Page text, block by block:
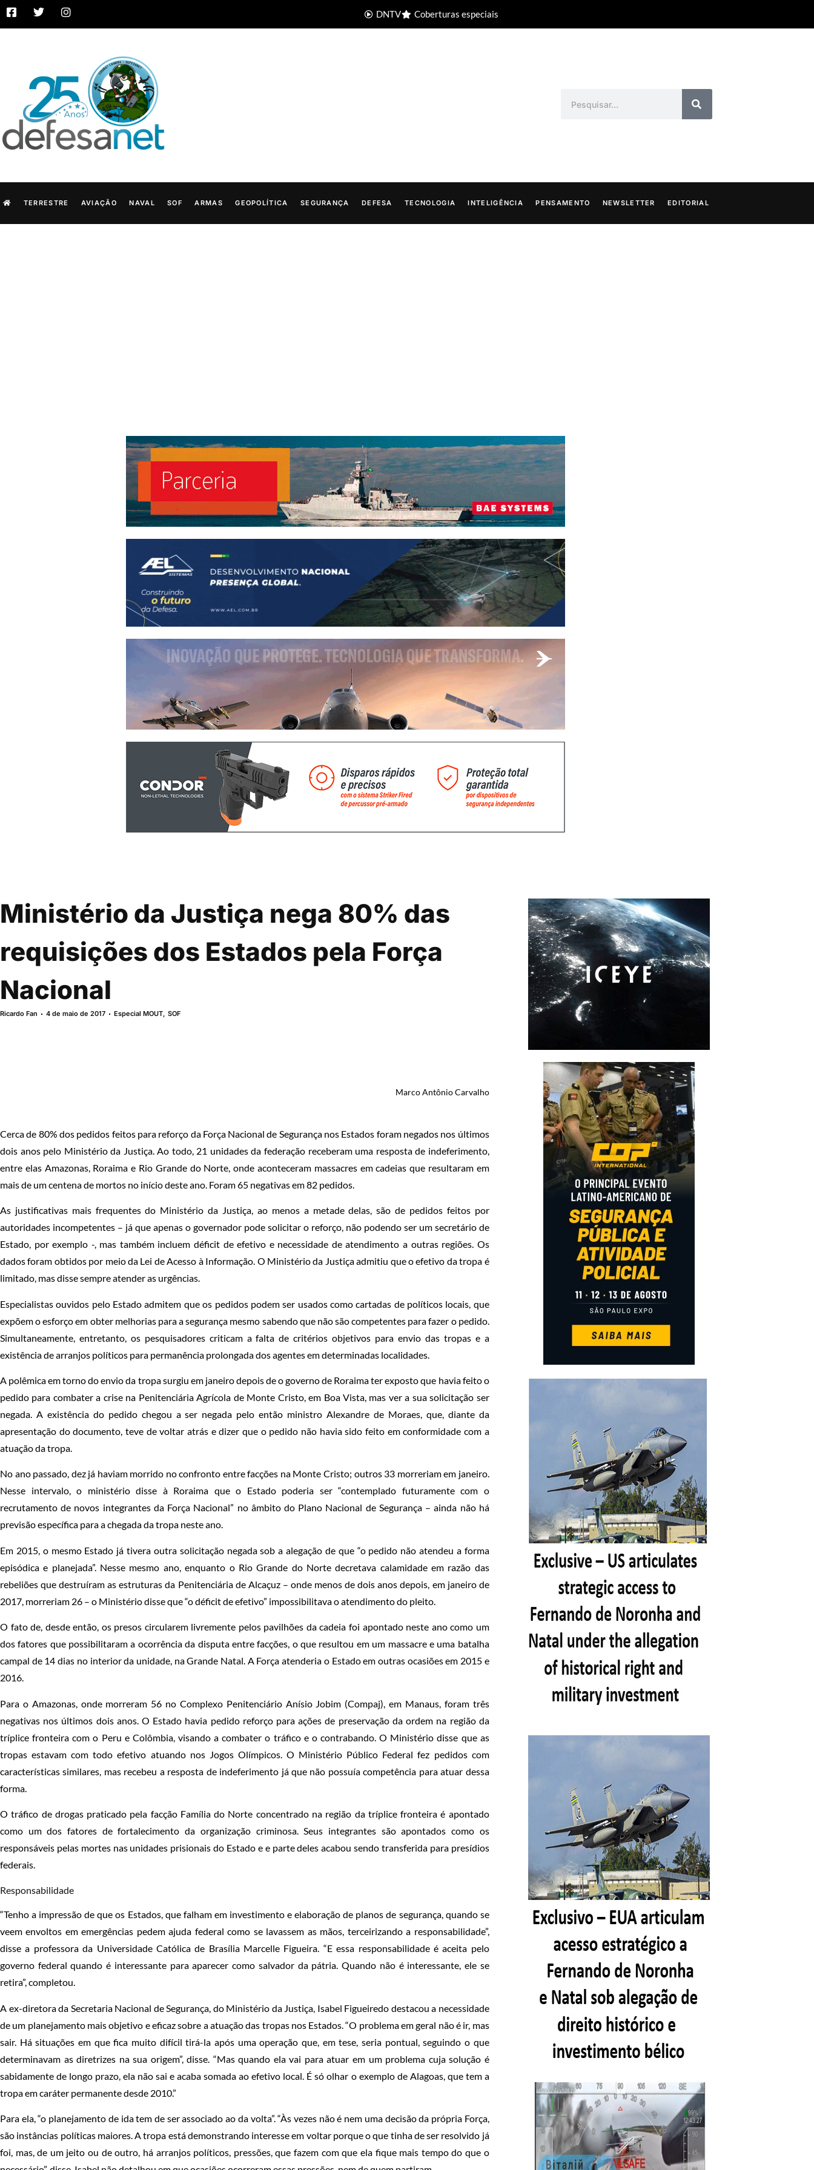
DNTV Coberturas especiais
TERRESTRE AVIAÇÃO NAVAL SOF ARMAS GEOPOLÍTICA SEGURANÇA DEFESA TECNOLOGIA INTELIGÊNCIA PENSAMENTO NEWSLETTER EDITORIAL
Ministério da Justiça nega 80% das
requisições dos Estados pela Força
Nacional
Ricardo Fan 4 de maio de 2017 Especial MOUT,SOF
Marco Antônio Carvalho
Cerca de 80% dos pedidos feitos para reforço da Força Nacional de Segurança nos Estados foram negados nos últimos
dois anos pelo Ministério da Justiça. Ao todo, 21 unidades da federação receberam uma resposta de indeferimento,
entre elas Amazonas, Roraima e Rio Grande do Norte, onde aconteceram massacres em cadeias que resultaram em
mais de um centena de mortos no início deste ano. Foram 65 negativas em 82 pedidos.
As justificativas mais frequentes do Ministério da Justiça, ao menos a metade delas, são de pedidos feitos por
autoridades incompetentes – já que apenas o governador pode solicitar o reforço, não podendo ser um secretário de
Estado, por exemplo -, mas também incluem déficit de efetivo e necessidade de atendimento a outras regiões. Os
dados foram obtidos por meio da Lei de Acesso à Informação. O Ministério da Justiça admitiu que o efetivo da tropa é
limitado, mas disse sempre atender as urgências.
Especialistas ouvidos pelo Estado admitem que os pedidos podem ser usados como cartadas de políticos locais, que
expõem o esforço em obter melhorias para a segurança mesmo sabendo que não são competentes para fazer o pedido.
Simultaneamente, entretanto, os pesquisadores criticam a falta de critérios objetivos para envio das tropas e a
existência de arranjos políticos para permanência prolongada dos agentes em determinadas localidades.
A polêmica em torno do envio da tropa surgiu em janeiro depois de o governo de Roraima ter exposto que havia feito o
pedido para combater a crise na Penitenciária Agrícola de Monte Cristo, em Boa Vista, mas ver a sua solicitação ser
negada. A existência do pedido chegou a ser negada pelo então ministro Alexandre de Moraes, que, diante da
apresentação do documento, teve de voltar atrás e dizer que o pedido não havia sido feito em conformidade com a
atuação da tropa.
No ano passado, dez já haviam morrido no confronto entre facções na Monte Cristo; outros 33 morreriam em janeiro.
Nesse intervalo, o ministério disse à Roraima que o Estado poderia ser “contemplado futuramente com o
recrutamento de novos integrantes da Força Nacional” no âmbito do Plano Nacional de Segurança – ainda não há
previsão específica para a chegada da tropa neste ano.
Em 2015, o mesmo Estado já tivera outra solicitação negada sob a alegação de que “o pedido não atendeu a forma
episódica e planejada”. Nesse mesmo ano, enquanto o Rio Grande do Norte decretava calamidade em razão das
rebeliões que destruíram as estruturas da Penitenciária de Alcaçuz – onde menos de dois anos depois, em janeiro de
2017, morreriam 26 – o Ministério disse que “o déficit de efetivo” impossibilitava o atendimento do pleito.
O fato de, desde então, os presos circularem livremente pelos pavilhões da cadeia foi apontado neste ano como um
dos fatores que possibilitaram a ocorrência da disputa entre facções, o que resultou em um massacre e uma batalha
campal de 14 dias no interior da unidade, na Grande Natal. A Força atenderia o Estado em outras ocasiões em 2015 e
2016.
Para o Amazonas, onde morreram 56 no Complexo Penitenciário Anísio Jobim (Compaj), em Manaus, foram três
negativas nos últimos dois anos. O Estado havia pedido reforço para ações de preservação da ordem na região da
tríplice fronteira com o Peru e Colômbia, visando a combater o tráfico e o contrabando. O Ministério disse que as
tropas estavam com todo efetivo atuando nos Jogos Olímpicos. O Ministério Público Federal fez pedidos com
características similares, mas recebeu a resposta de indeferimento já que não possuía competência para atuar dessa
forma.
O tráfico de drogas praticado pela facção Família do Norte concentrado na região da tríplice fronteira é apontado
como um dos fatores de fortalecimento da organização criminosa. Seus integrantes são apontados como os
responsáveis pelas mortes nas unidades prisionais do Estado e e parte deles acabou sendo transferida para presídios
federais.
Responsabilidade
“Tenho a impressão de que os Estados, que falham em investimento e elaboração de planos de segurança, quando se
veem envoltos em emergências pedem ajuda federal como se lavassem as mãos, terceirizando a responsabilidade”,
disse a professora da Universidade Católica de Brasília Marcelle Figueira. “E essa responsabilidade é aceita pelo
governo federal quando é interessante para aparecer como salvador da pátria. Quando não é interessante, ele se
retira”, completou.
A ex-diretora da Secretaria Nacional de Segurança, do Ministério da Justiça, Isabel Figueiredo destacou a necessidade
de um planejamento mais objetivo e eficaz sobre a atuação das tropas nos Estados. “O problema em geral não é ir, mas
sair. Há situações em que fica muito difícil tirá-la após uma operação que, em tese, seria pontual, seguindo o que
determinavam as diretrizes na sua origem”, disse. “Mas quando ela vai para atuar em um problema cuja solução é
sabidamente de longo prazo, ela não sai e acaba somada ao efetivo local. É só olhar o exemplo de Alagoas, que tem a
tropa em caráter permanente desde 2010.”
Para ela, “o planejamento de ida tem de ser associado ao da volta”. “Às vezes não é nem uma decisão da própria Força,
são instâncias políticas maiores. A tropa está demonstrando interesse em voltar porque o que tinha de ser resolvido já
foi, mas, de um jeito ou de outro, há arranjos políticos, pressões, que fazem com que ela fique mais tempo do que o